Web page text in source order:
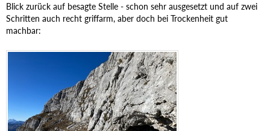
Blick zurück auf besagte Stelle - schon sehr ausgesetzt und auf zwei
Schritten auch recht griffarm, aber doch bei Trockenheit gut
machbar: